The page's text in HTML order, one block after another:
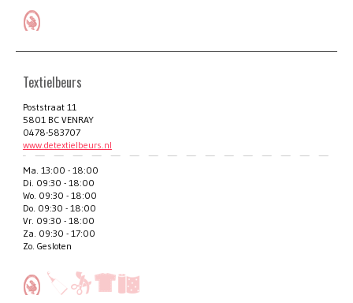
Textielbeurs
Poststraat 11
5801 BC VENRAY
0478-583707
www.detextielbeurs.nl
Ma. 13:00 - 18:00
Di. 09:30 - 18:00
Wo. 09:30 - 18:00
Do. 09:30 - 18:00
Vr. 09:30 - 18:00
Za. 09:30 - 17:00
Zo. Gesloten